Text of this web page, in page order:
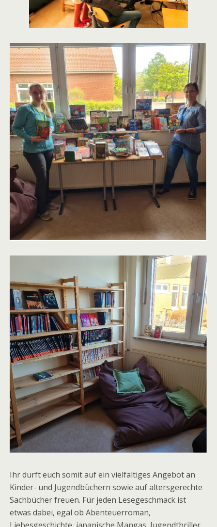
Ihr dürft euch somit auf ein vielfältiges Angebot an
Kinder- und Jugendbüchern sowie auf altersgerechte
Sachbücher freuen. Für jeden Lesegeschmack ist
etwas dabei, egal ob Abenteuerroman,